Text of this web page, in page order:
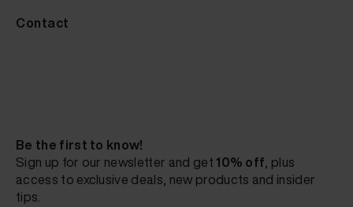
Contact
Be the first to know!
Sign up for our newsletter and get10% off, plus
access to exclusive deals, new products and insider
tips.